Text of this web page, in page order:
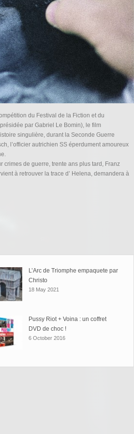
du Festival de la Fiction et du
par Gabriel Le Bomin), le film
singulière, durant la Seconde Guerre
l’officier autrichien SS éperdument amoureux
crimes de guerre, trente ans plus tard, Franz
à retrouver la trace d’ Helena, demandera à
L’Arc de Triomphe empaquete par
Christo
18 May 2021
Pussy Riot + Voina : un coffret
DVD de choc !
6 October 2016